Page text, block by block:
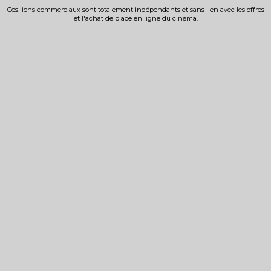
Ces liens commerciaux sont totalement indépendants et sans lien avec les offres
et l'achat de place en ligne du cinéma.